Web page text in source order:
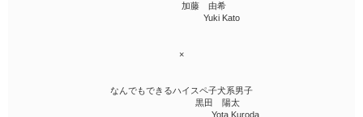
加藤 由希
Yuki Kato
×
なんでもできるハイスペ子犬系男子
黒田 陽太
Yota Kuroda